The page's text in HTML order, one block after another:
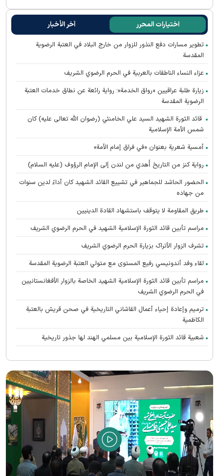
اختيارات المحرر آخر الأخبار
تطوير مسارات دفع النذور للزوار من خارج البلاد في العتبة الرضوية
المقدسة
عزاء النساء الناطقات بالعربية في الحرم الرضوي الشريف
زيارة طلبة عراقيين «رواق الخدمة»؛ رواية رائعة عن نطاق خدمات العتبة
الرضوية المقدسة
قائد الثورة الشهيد السيد علي الخامنئي (رضوان الله تعالى عليه) كان
شمس الأمة الإسلامية
أمسية شعرية بعنوان «في فراق إمام الأمة»
رواية كنز من التاريخ أُهدي من لندن إلى الإمام الرؤوف (عليه السلام)
الحضور الحاشد للجماهير في تشييع القائد الشهيد كان أداءً لدين سنوات
من جهاده
طريق المقاومة لا يتوقف باستشهاد القادة الدينيين
مراسم تأبين قائد الثورة الإسلامية الشهید في الحرم الرضوي الشریف
تشرف الزوار الأتراک بزیارة الحرم الرضوي الشریف
لقاء وفد أندونیسي رفيع المستوى مع متولي العتبة الرضوية المقدسة
مراسم تأبین قائد الثورة الإسلامية الشهيد الخاصة بالزوار الأفغانستانیین
في الحرم الرضوي الشریف
ترميم وإعادة إحياء أعمال القاشاني التاريخية في صحن قريش بالعتبة
الكاظمية
شعبية قائد الثورة الإسلامية بين مسلمي الهند لها جذور تاريخية
رواق الغدير يستضيف محبي القائد الشهيد الأفغانستانیین
اتحاد الدول الإسلامية هو سر إحياء الحضارة الإسلامية العظيمة
الشهيد الخامنئي حيّ في وجدان أتباع جميع الأديان والمعتقدات
الصلاة الأخيرة على جثمان قائد الثورة الاسلامیة الشهيد في الحرم الرضوي
الشريف
بيان صادر عن العتبة الرضوية المقدسة في شكر الحضور المهيب للزوار